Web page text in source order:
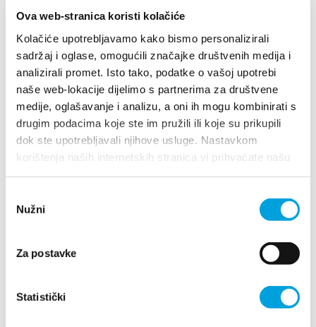
Ova web-stranica koristi kolačiće
Kolačiće upotrebljavamo kako bismo personalizirali
sadržaj i oglase, omogućili značajke društvenih medija i
analizirali promet. Isto tako, podatke o vašoj upotrebi
naše web-lokacije dijelimo s partnerima za društvene
medije, oglašavanje i analizu, a oni ih mogu kombinirati s
drugim podacima koje ste im pružili ili koje su prikupili
dok ste upotrebljavali njihove usluge. Nastavkom
korištenja naših internetskih stranica vi prihvaćate našu
pristanka
Nužni
Za postavke
Statistički
1/4
Joško Britvić
Don Frane Bege 54, 21214 Kaštel Kambelovac
098 422 693
josko.britvic@st.htnet.hr
Put divulja 40, 21217 Kaštel Štafilić
cbuble@inet.hr